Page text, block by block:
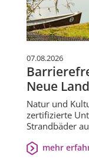
07.08.2026
Neue
Natur und
zertifizierte
Strandbäder
mehr